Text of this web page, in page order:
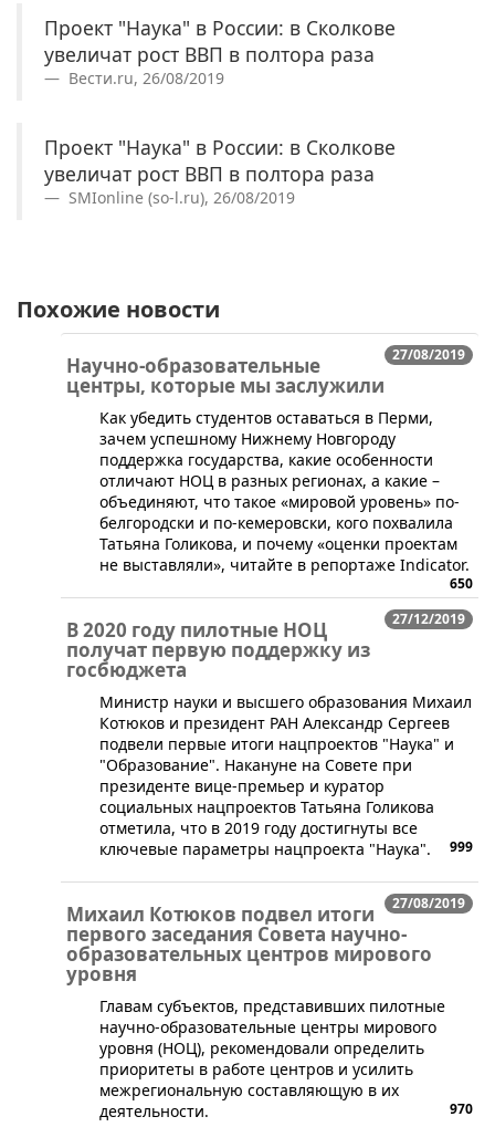
Проект "Наука" в России: в Сколкове
увеличат рост ВВП в полтора раза
Вести.ru, 26/08/2019
Проект "Наука" в России: в Сколкове
увеличат рост ВВП в полтора раза
SMIonline (so-l.ru), 26/08/2019
Похожие новости
27/08/2019
Научно-образовательные
центры, которые мы заслужили
Как убедить студентов оставаться в Перми,
зачем успешному Нижнему Новгороду
поддержка государства, какие особенности
отличают НОЦ в разных регионах, а какие –
объединяют, что такое «мировой уровень» по-
белгородски и по-кемеровски, кого похвалила
Татьяна Голикова, и почему «оценки проектам
не выставляли», читайте в репортаже Indicator.
650
27/12/2019
В 2020 году пилотные НОЦ
получат первую поддержку из
госбюджета
Министр науки и высшего образования Михаил
Котюков и президент РАН Александр Сергеев
подвели первые итоги нацпроектов "Наука" и
"Образование". Накануне на Совете при
президенте вице-премьер и куратор
социальных нацпроектов Татьяна Голикова
отметила, что в 2019 году достигнуты все
ключевые параметры нацпроекта "Наука".
999
27/08/2019
Михаил Котюков подвел итоги
первого заседания Совета научно-
образовательных центров мирового
уровня
​Главам субъектов, представивших пилотные
научно-образовательные центры мирового
уровня (НОЦ), рекомендовали определить
приоритеты в работе центров и усилить
межрегиональную составляющую в их
деятельности.
970